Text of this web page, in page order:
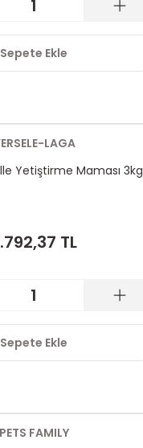
Sepete Ekle
LAGA
Yetiştirme Maması 3kg
TL
Sepete Ekle
PETS FAMILY